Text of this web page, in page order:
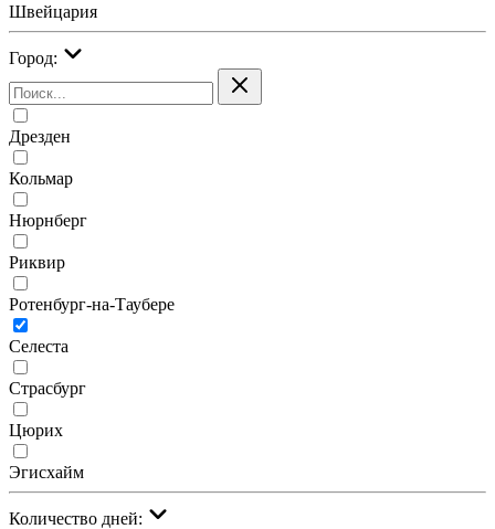
Швейцария
Город:
Дрезден
Кольмар
Нюрнберг
Риквир
Ротенбург-на-Таубере
Селеста
Страсбург
Цюрих
Эгисхайм
Количество дней: